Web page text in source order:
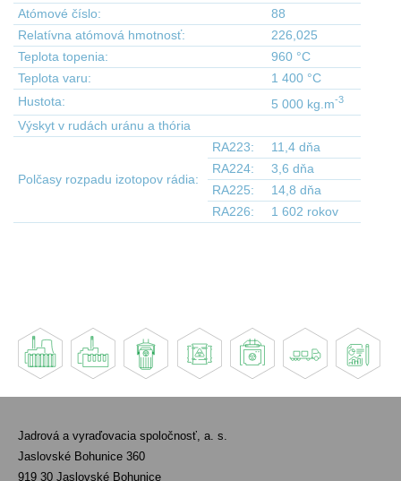
Atómové číslo:
88
Relatívna atómová hmotnosť:
226,025
Teplota topenia:
960 °C
Teplota varu:
1 400 °C
Hustota:
5 000 kg.m-3
Výskyt v rudách uránu a thória
Polčasy rozpadu izotopov rádia:
RA223:
11,4 dňa
RA224:
3,6 dňa
RA225:
14,8 dňa
RA226:
1 602 rokov
Jadrová a vyraďovacia spoločnosť, a. s.
Jaslovské Bohunice 360
919 30 Jaslovské Bohunice